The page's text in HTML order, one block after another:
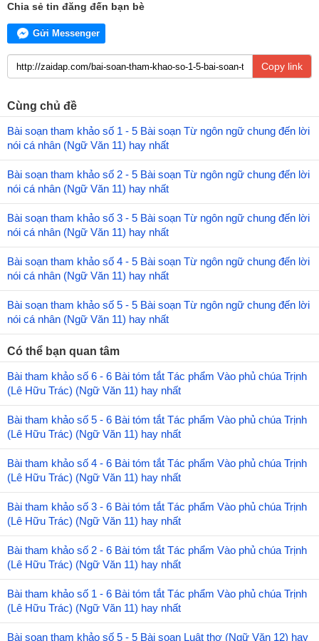
Chia sẻ tin đăng đến bạn bè
Gửi Messenger
Copy link
Cùng chủ đề
Bài soạn tham khảo số 1 - 5 Bài soạn Từ ngôn ngữ chung đến lời
nói cá nhân (Ngữ Văn 11) hay nhất
Bài soạn tham khảo số 2 - 5 Bài soạn Từ ngôn ngữ chung đến lời
nói cá nhân (Ngữ Văn 11) hay nhất
Bài soạn tham khảo số 3 - 5 Bài soạn Từ ngôn ngữ chung đến lời
nói cá nhân (Ngữ Văn 11) hay nhất
Bài soạn tham khảo số 4 - 5 Bài soạn Từ ngôn ngữ chung đến lời
nói cá nhân (Ngữ Văn 11) hay nhất
Bài soạn tham khảo số 5 - 5 Bài soạn Từ ngôn ngữ chung đến lời
nói cá nhân (Ngữ Văn 11) hay nhất
Có thể bạn quan tâm
Bài tham khảo số 6 - 6 Bài tóm tắt Tác phẩm Vào phủ chúa Trịnh
(Lê Hữu Trác) (Ngữ Văn 11) hay nhất
Bài tham khảo số 5 - 6 Bài tóm tắt Tác phẩm Vào phủ chúa Trịnh
(Lê Hữu Trác) (Ngữ Văn 11) hay nhất
Bài tham khảo số 4 - 6 Bài tóm tắt Tác phẩm Vào phủ chúa Trịnh
(Lê Hữu Trác) (Ngữ Văn 11) hay nhất
Bài tham khảo số 3 - 6 Bài tóm tắt Tác phẩm Vào phủ chúa Trịnh
(Lê Hữu Trác) (Ngữ Văn 11) hay nhất
Bài tham khảo số 2 - 6 Bài tóm tắt Tác phẩm Vào phủ chúa Trịnh
(Lê Hữu Trác) (Ngữ Văn 11) hay nhất
Bài tham khảo số 1 - 6 Bài tóm tắt Tác phẩm Vào phủ chúa Trịnh
(Lê Hữu Trác) (Ngữ Văn 11) hay nhất
Bài soạn tham khảo số 5 - 5 Bài soạn Luật thơ (Ngữ Văn 12) hay